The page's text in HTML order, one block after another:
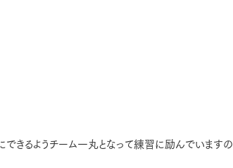
きるようチーム一丸となって練習に励んでいますの